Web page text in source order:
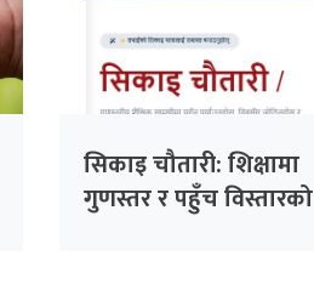
सिकाइ चौतारी: शिक्षामा
गुणस्तर र पहुँच विस्तारको